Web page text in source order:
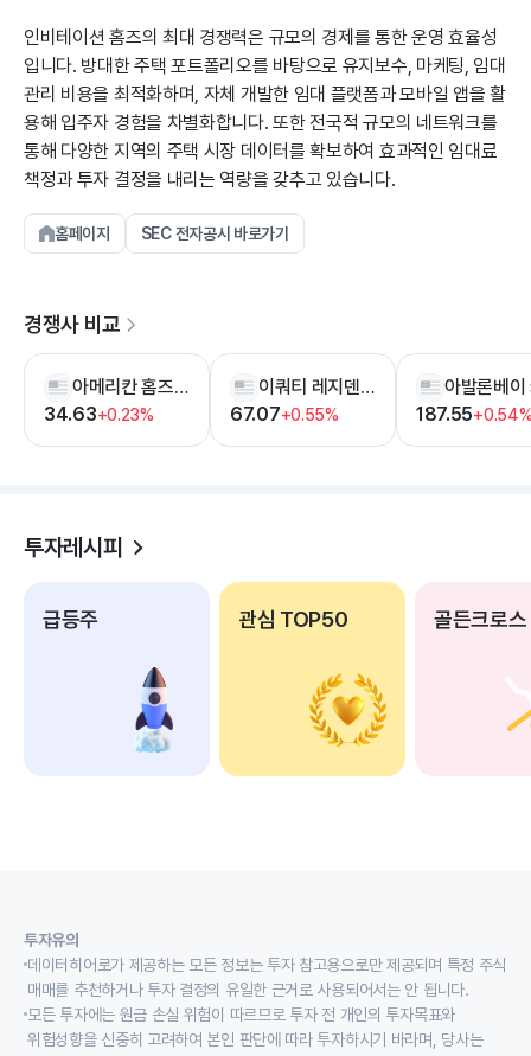
인비테이션 홈즈의 최대 경쟁력은 규모의 경제를 통한 운영 효율성
입니다. 방대한 주택 포트폴리오를 바탕으로 유지보수, 마케팅, 임대
관리 비용을 최적화하며, 자체 개발한 임대 플랫폼과 모바일 앱을 활
용해 입주자 경험을 차별화합니다. 또한 전국적 규모의 네트워크를
통해 다양한 지역의 주택 시장 데이터를 확보하여 효과적인 임대료
책정과 투자 결정을 내리는 역량을 갖추고 있습니다.
홈페이지 SEC 전자공시 바로가기
경쟁사 비교
아메리칸 홈즈 4 렌트
34.63+0.23%
이쿼티 레지덴셜
67.07+0.55% 187.55
투자레시피
급등주 관심 TOP50 골든크로스
투자유의
데이터히어로가 제공하는 모든 정보는 투자 참고용으로만 제공되며 특정 주식
매매를 추천하거나 투자 결정의 유일한 근거로 사용되어서는 안 됩니다.
모든 투자에는 원금 손실 위험이 따르므로 투자 전 개인의 투자목표와
위험성향을 신중히 고려하여 본인 판단에 따라 투자하시기 바라며, 당사는